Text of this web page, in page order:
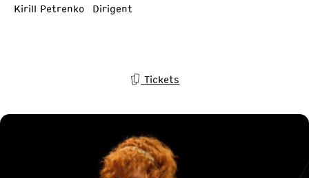
Kirill Petrenko Dirigent
Tickets